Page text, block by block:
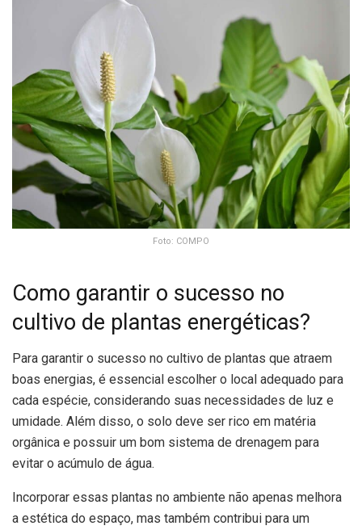
Foto: COMPO
Como garantir o sucesso no
cultivo de plantas energéticas?
Para garantir o sucesso no cultivo de plantas que atraem
boas energias, é essencial escolher o local adequado para
cada espécie, considerando suas necessidades de luz e
umidade. Além disso, o solo deve ser rico em matéria
orgânica e possuir um bom sistema de drenagem para
evitar o acúmulo de água.
Incorporar essas plantas no ambiente não apenas melhora
a estética do espaço, mas também contribui para um